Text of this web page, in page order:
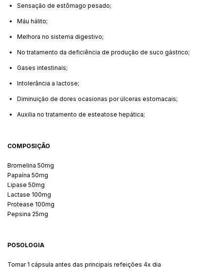
Sensação de estômago pesado;
Máu hálito;
Melhora no sistema digestivo;
No tratamento da deficiência de produção de suco gástrico;
Gases intestinais;
Intolerância a lactose;
Diminuição de dores ocasionas por úlceras estomacais;
Auxilia no tratamento de esteatose hepática;
COMPOSIÇÃO
Bromelina 50mg
Papaína 50mg
Lipase 50mg
Lactase 100mg
Protease 100mg
Pepsina 25mg
POSOLOGIA
Tomar 1 cápsula antes das principais refeições 4x dia